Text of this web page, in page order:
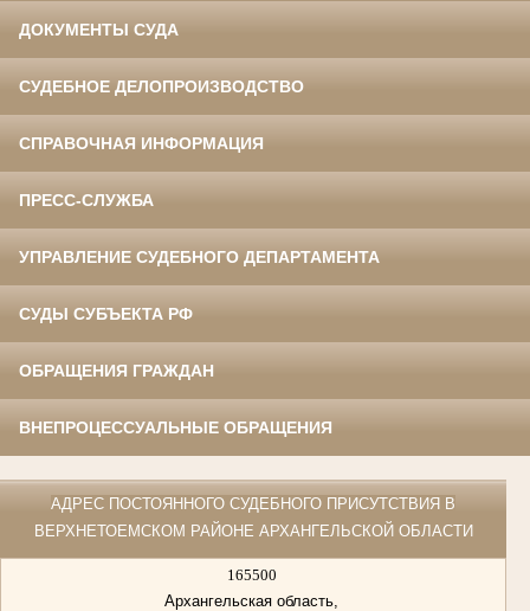
ДОКУМЕНТЫ СУДА
СУДЕБНОЕ ДЕЛОПРОИЗВОДСТВО
СПРАВОЧНАЯ ИНФОРМАЦИЯ
ПРЕСС-СЛУЖБА
УПРАВЛЕНИЕ СУДЕБНОГО ДЕПАРТАМЕНТА
СУДЫ СУБЪЕКТА РФ
ОБРАЩЕНИЯ ГРАЖДАН
ВНЕПРОЦЕССУАЛЬНЫЕ ОБРАЩЕНИЯ
АДРЕС ПОСТОЯННОГО СУДЕБНОГО ПРИСУТСТВИЯ В
ВЕРХНЕТОЕМСКОМ РАЙОНЕ АРХАНГЕЛЬСКОЙ ОБЛАСТИ
165500
Архангельская область,